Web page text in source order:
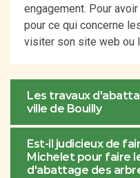
engagement. Pour
pour ce qui concerne
visiter son site web ou
Les travaux
ville de Bouilly
Est-il judicieux de
Michelet pour faire
d'abattage des